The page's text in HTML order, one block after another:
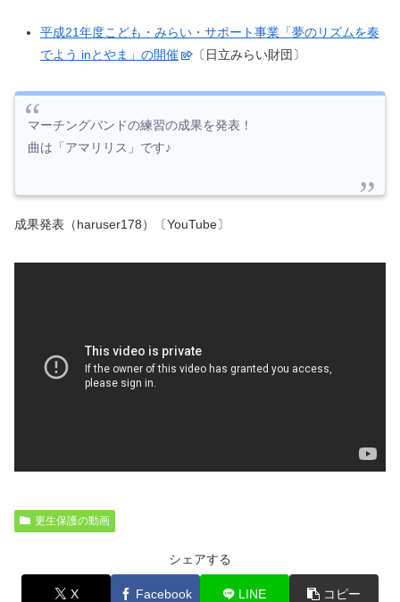
平成21年度こども・みらい・サポート事業「夢のリズムを奏
でよう inとやま」の開催
〔日立みらい財団〕
マーチングバンドの練習の成果を発表！
曲は「アマリリス」です♪
成果発表（haruser178）〔YouTube〕
更生保護の動画
シェアする
X Facebook LINE コピー